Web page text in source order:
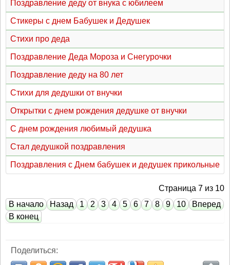
Поздравление деду от внука с юбилеем
Стикеры с днем Бабушек и Дедушек
Стихи про деда
Поздравление Деда Мороза и Снегурочки
Поздравление деду на 80 лет
Стихи для дедушки от внучки
Открытки с днем рождения дедушке от внучки
С днем рождения любимый дедушка
Стал дедушкой поздравления
Поздравления с Днем бабушек и дедушек прикольные
Страница 7 из 10
В начало
Назад 1 2 3 4 5 6 7 8 9 10
Вперед
В конец
Поделиться: